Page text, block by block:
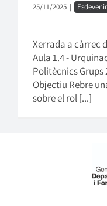
25/11/2025 |
Xerrada a càrrec
Aula 1.4 -
Politècnics Grups
Objectiu Rebre
sobre el rol [...]